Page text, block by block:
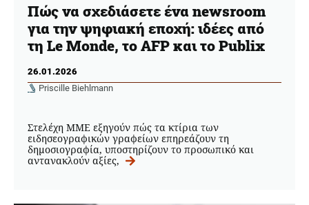
Πώς να σχεδιάσετε ένα newsroom
για την ψηφιακή εποχή: ιδέες από
τη Le Monde, το AFP και το Publix
26.01.2026
Priscille Biehlmann
Στελέχη ΜΜΕ εξηγούν πώς τα κτίρια των
ειδησεογραφικών γραφείων επηρεάζουν τη
δημοσιογραφία, υποστηρίζουν το προσωπικό και
αντανακλούν αξίες,